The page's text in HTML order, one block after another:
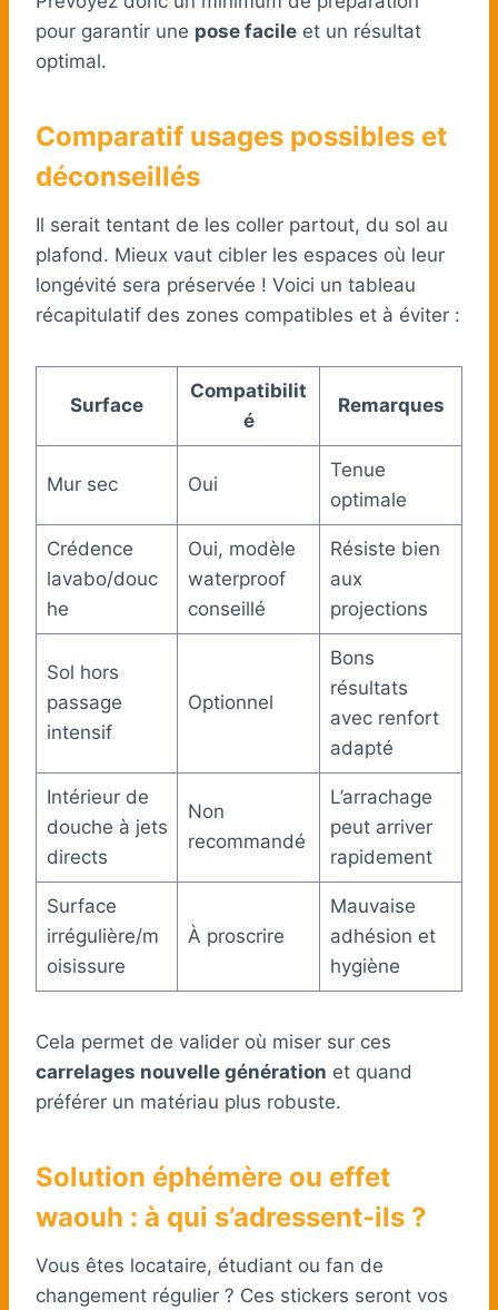
pour garantir une pose facile et un résultat
optimal.
Comparatif usages possibles et
déconseillés
Il serait tentant de les coller partout, du sol au
plafond. Mieux vaut cibler les espaces où leur
longévité sera préservée ! Voici un tableau
récapitulatif des zones compatibles et à éviter :
Surface
Compatibilit
é
Remarques
Mur sec Oui
Tenue
optimale
Crédence
lavabo/douc
he
Oui, modèle
waterproof
conseillé
Résiste bien
aux
projections
Sol hors
passage
intensif
Optionnel
Bons
résultats
avec renfort
adapté
Intérieur de
douche à jets
directs
Non
recommandé
L’arrachage
peut arriver
rapidement
Surface
irrégulière/m
oisissure
À proscrire
Mauvaise
adhésion et
hygiène
Cela permet de valider où miser sur ces
carrelages nouvelle génération et quand
préférer un matériau plus robuste.
Solution éphémère ou effet
waouh : à qui s’adressent-ils ?
Vous êtes locataire, étudiant ou fan de
changement régulier ? Ces stickers seront vos